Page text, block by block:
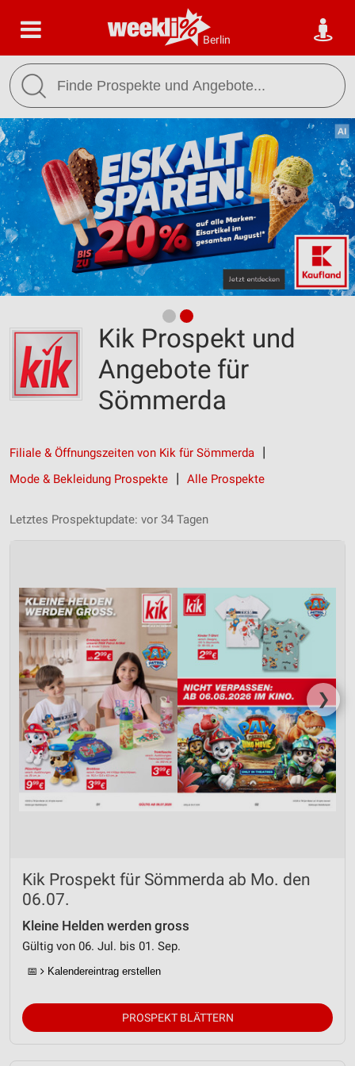
Berlin
Kik Prospekt und
Angebote für
Sömmerda
Filiale & Öffnungszeiten von Kik für Sömmerda
Mode & Bekleidung Prospekte
Alle Prospekte
Letztes Prospektupdate: vor 34 Tagen
❯
Kik Prospekt für Sömmerda ab Mo. den
06.07.
Kleine Helden werden gross
Gültig von 06. Jul. bis 01. Sep.
📅 Kalendereintrag erstellen
PROSPEKT BLÄTTERN